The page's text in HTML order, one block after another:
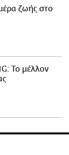
ζωής στο
Το μέλλον